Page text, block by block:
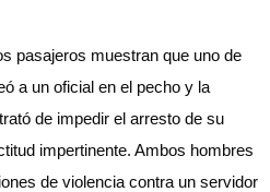
pasajeros muestran que uno de
a un oficial en el pecho y la
de impedir el arresto de su
impertinente. Ambos hombres
de violencia contra un servidor